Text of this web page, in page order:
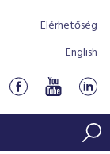
Elérhetőség
English